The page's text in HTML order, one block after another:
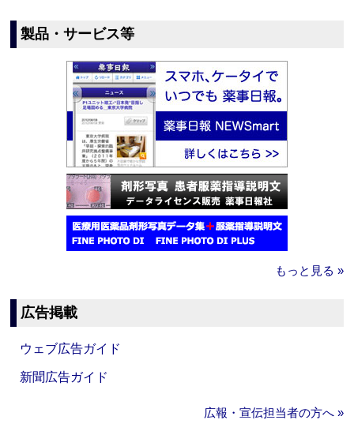
製品・サービス等
もっと見る »
広告掲載
ウェブ広告ガイド
新聞広告ガイド
広報・宣伝担当者の方へ »